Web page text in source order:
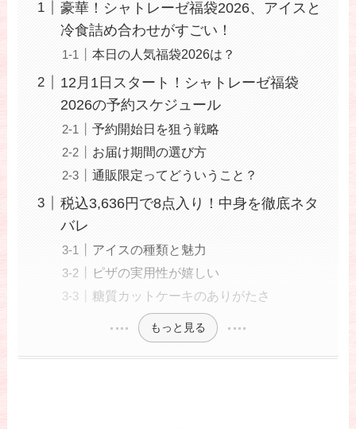
豪華！シャトレーゼ福袋2026、アイスと
冷食詰め合わせがすごい！
本日の人気福袋2026は？
12月1日スタート！シャトレーゼ福袋
2026の予約スケジュール
予約開始日を狙う戦略
お届け期間の選び方
通販限定ってどういうこと？
税込3,636円で8点入り！中身を徹底ネタ
バレ
アイスの種類と魅力
ピザの実用性が嬉しい
糖質カットケーキのありがたさ
もっと見る